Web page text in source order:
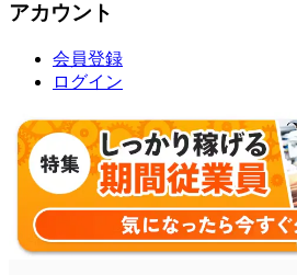
アカウント
会員登録
ログイン